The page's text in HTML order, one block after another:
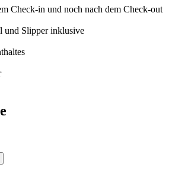
Check-in und noch nach dem Check-out
und Slipper inklusive